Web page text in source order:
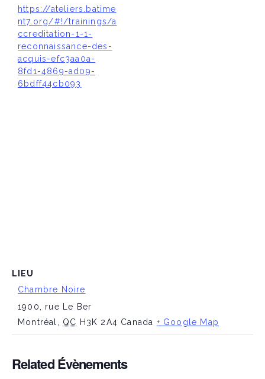
https://ateliers.batime
nt7.org/#!/trainings/a
ccreditation-1-1-
reconnaissance-des-
acquis-efc3aa0a-
8fd1-4869-ad09-
6bdff44cb093
LIEU
Chambre Noire
1900, rue Le Ber
Montréal
QC H3K 2A4 Canada + Google Map
Related Évènements